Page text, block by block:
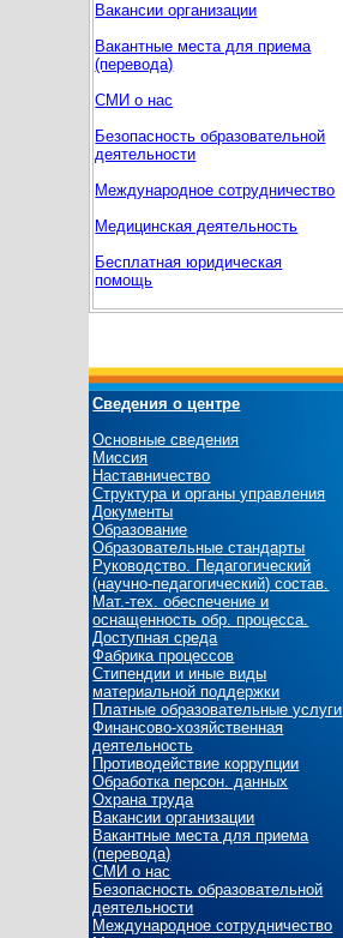
Вакансии организации
Вакантные места для приема
(перевода)
СМИ о нас
Безопасность образовательной
деятельности
Международное сотрудничество
Медицинская деятельность
Бесплатная юридическая
помощь
Сведения о центре
Основные сведения
Миссия
Наставничество
Структура и органы управления
Документы
Образование
Образовательные стандарты
Руководство. Педагогический
(научно-педагогический) состав.
Мат.-тех. обеспечение и
оснащенность обр. процесса.
Доступная среда
Фабрика процессов
Стипендии и иные виды
материальной поддержки
Платные образовательные услуги
Финансово-хозяйственная
деятельность
Противодействие коррупции
Обработка персон. данных
Охрана труда
Вакансии организации
Вакантные места для приема
(перевода)
СМИ о нас
Безопасность образовательной
деятельности
Международное сотрудничество